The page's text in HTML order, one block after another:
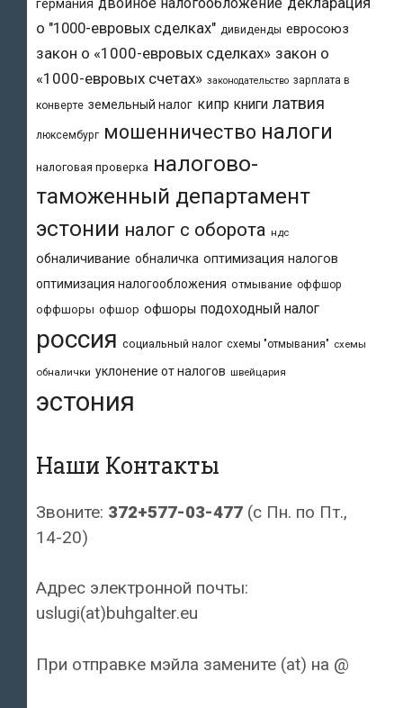
германия
о "1000-евровых сделках" дивиденды евросоюз
закон о «1000-евровых сделках» закон о
«1000-евровых счетах» законодательство зарплата в
конверте земельный налог кипр книги латвия
люксембург мошенничество налоги
налоговая проверка налогово-
таможенный департамент
эстонии налог с оборота ндс
обналичивание обналичка оптимизация налогов
оптимизация налогообложения отмывание оффшор
оффшоры офшор офшоры подоходный налог
россия социальный налог схемы "отмывания" схемы
обналички уклонение от налогов швейцария
эстония
Наши Контакты
Звоните: 372+577-03-477 (с Пн. по Пт.,
14-20)
Адрес электронной почты:
uslugi(at)buhgalter.eu
При отправке мэйла замените (at) на @